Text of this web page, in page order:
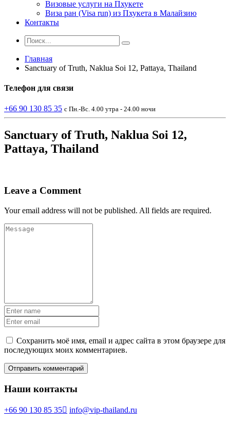
Визовые услуги на Пхукете
Виза ран (Visa run) из Пхукета в Малайзию
Контакты
Главная
Sanctuary of Truth, Naklua Soi 12, Pattaya, Thailand
Телефон для связи
+66 90 130 85 35 с Пн.-Вс. 4.00 утра - 24.00 ночи
Sanctuary of Truth, Naklua Soi 12,
Pattaya, Thailand
Leave a Comment
Your email address will not be published. All fields are required.
Сохранить моё имя, email и адрес сайта в этом браузере для
последующих моих комментариев.
Наши контакты
+66 90 130 85 35 info@vip-thailand.ru